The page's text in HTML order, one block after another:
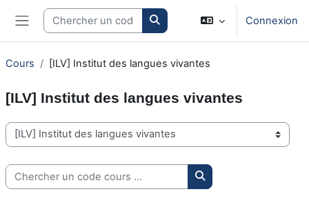
Passer au contenu principal
Panneau latéral
Search courses Connexion
Cours [ILV] Institut des langues vivantes
[ILV] Institut des langues vivantes
Catégories de cours
Chercher un code cours ...
Chercher un code